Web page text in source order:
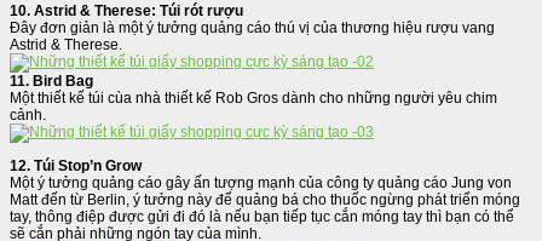
10. Astrid & Therese: Túi rót rượu
Đây đơn giản là một ý tưởng quảng cáo thú vị của thương hiệu rượu vang
Astrid & Therese.
11. Bird Bag
Một thiết kế túi cùa nhà thiết kế Rob Gros dành cho những người yêu chim
cảnh.
12. Túi Stop’n Grow
Một ý tưởng quảng cáo gây ấn tượng mạnh của công ty quảng cáo Jung von
Matt đến từ Berlin, ý tưởng này để quảng bá cho thuốc ngừng phát triển móng
tay, thông điệp được gửi đi đó là nếu bạn tiếp tục cắn móng tay thì bạn có thể
sẽ cắn phải những ngón tay của mình.